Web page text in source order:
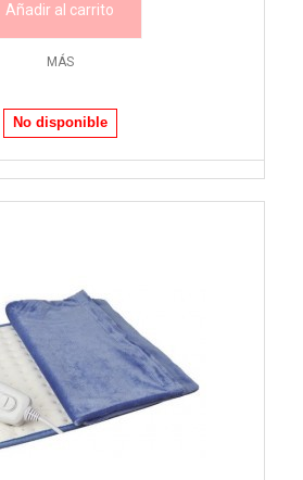
Añadir al carrito
MÁS
No disponible